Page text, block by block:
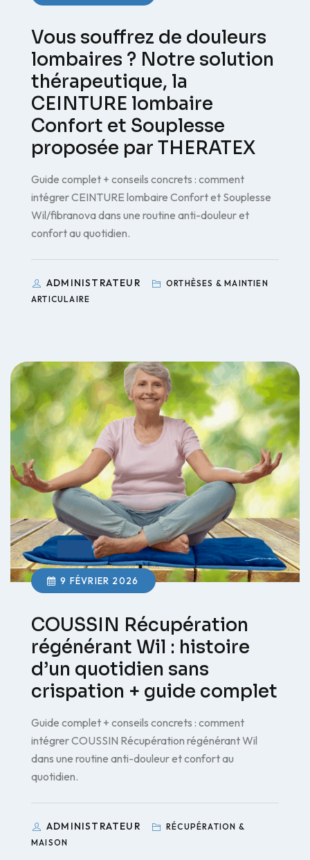
Vous souffrez de douleurs
lombaires ? Notre solution
thérapeutique, la
CEINTURE lombaire
Confort et Souplesse
proposée par THERATEX
Guide complet + conseils concrets : comment
intégrer CEINTURE lombaire Confort et Souplesse
Wil/fibranova dans une routine anti-douleur et
confort au quotidien.
ADMINISTRATEUR
ORTHÈSES & MAINTIEN
ARTICULAIRE
9 FÉVRIER 2026
COUSSIN Récupération
régénérant Wil : histoire
d’un quotidien sans
crispation + guide complet
Guide complet + conseils concrets : comment
intégrer COUSSIN Récupération régénérant Wil
dans une routine anti-douleur et confort au
quotidien.
ADMINISTRATEUR
RÉCUPÉRATION &
MAISON